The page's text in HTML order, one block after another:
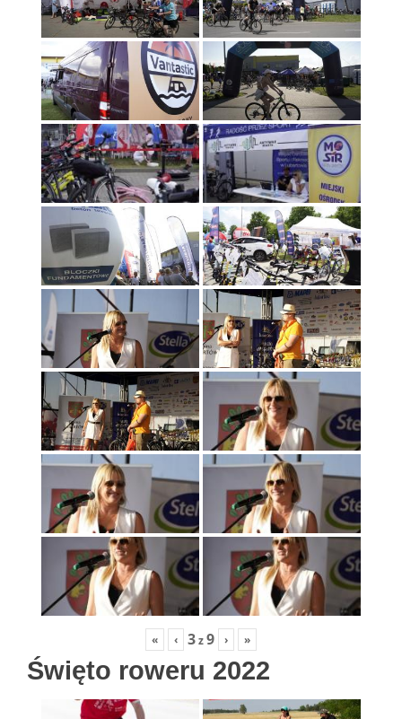
« ‹ 3z9 › »
Święto roweru 2022